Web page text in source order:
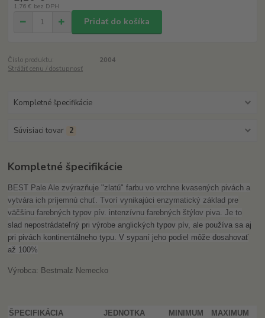
1,76 € bez DPH
Pridať do košíka
Číslo produktu:
2004
Strážiť cenu / dostupnosť
Kompletné špecifikácie
Súvisiaci tovar 2
Kompletné špecifikácie
BEST Pale Ale zvýrazňuje "zlatú" farbu vo vrchne kvasených pivách a
vytvára ich príjemnú chuť. Tvorí vynikajúci enzymatický základ pre
väčšinu farebných typov pív. intenzívnu farebných štýlov piva. Je to
slad nepostrádateľný pri výrobe anglických typov pív, ale používa sa aj
pri pivách kontinentálneho typu. V sypaní jeho podiel môže dosahovať
až 100%
Výrobca: Bestmalz Nemecko
ŠPECIFIKÁCIA JEDNOTKA MINIMUM MAXIMUM